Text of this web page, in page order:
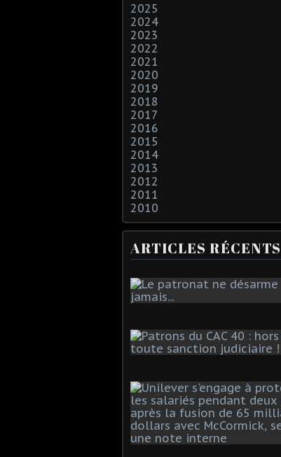
2025
2024
2023
2022
2021
2020
2019
2018
2017
2016
2015
2014
2013
2012
2011
2010
ARTICLES RÉCENTS